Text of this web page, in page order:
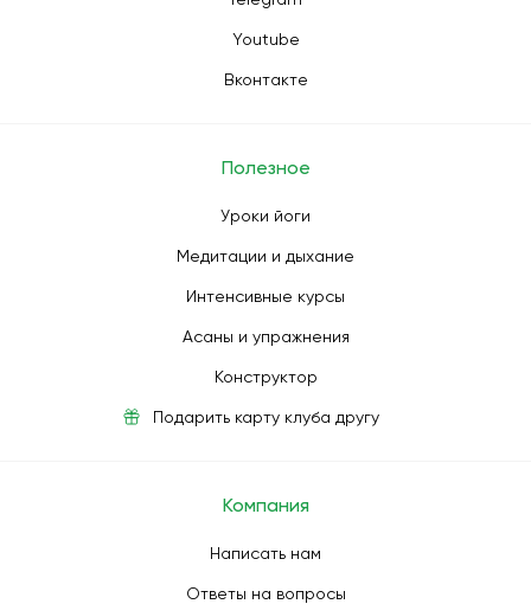
Youtube
Вконтакте
Полезное
Уроки йоги
Медитации и дыхание
Интенсивные курсы
Асаны и упражнения
Конструктор
Подарить карту клуба другу
Компания
Написать нам
Ответы на вопросы